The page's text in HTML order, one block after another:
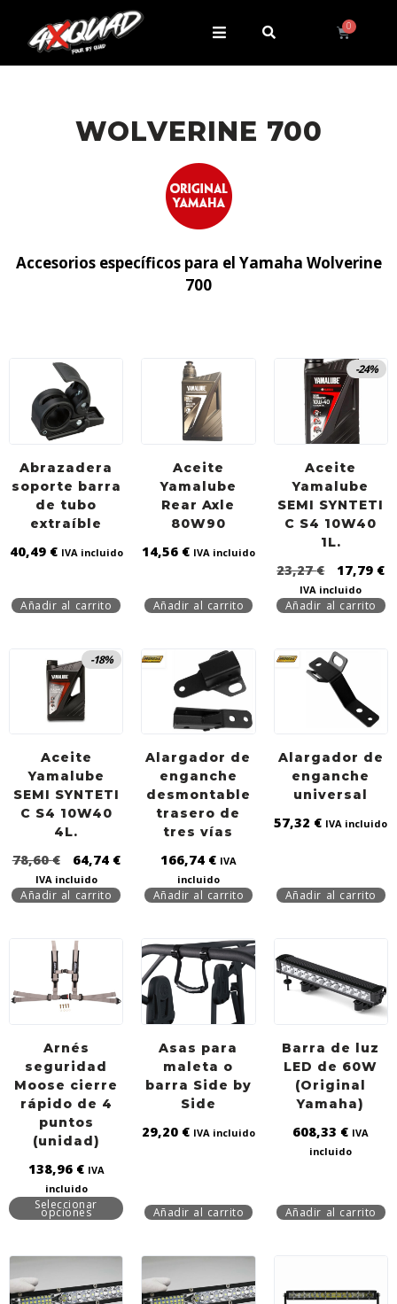
WOLVERINE 700
Accesorios específicos para el Yamaha Wolverine
700
Abrazadera
soporte barra
de tubo
extraíble
40,49 € IVA incluido
Añadir al carrito
Aceite
Yamalube
Rear Axle
80W90
14,56 € IVA incluido
Añadir al carrito
-24%
Aceite
Yamalube
SEMI SYNTETI
C S4 10W40
1L.
23,27€ 17,79 €
IVA incluido
Añadir al carrito
-18%
Aceite
Yamalube
SEMI SYNTETI
C S4 10W40
4L.
78,60€ 64,74 €
IVA incluido
Añadir al carrito
Alargador de
enganche
desmontable
trasero de
tres vías
166,74 € IVA
incluido
Añadir al carrito
Alargador de
enganche
universal
57,32 € IVA incluido
Añadir al carrito
Arnés
seguridad
Moose cierre
rápido de 4
puntos
(unidad)
138,96 € IVA
incluido
Seleccionar
opciones
Asas para
maleta o
barra Side by
Side
29,20 € IVA incluido
Añadir al carrito
Barra de luz
LED de 60W
(Original
Yamaha)
608,33 € IVA
incluido
Añadir al carrito